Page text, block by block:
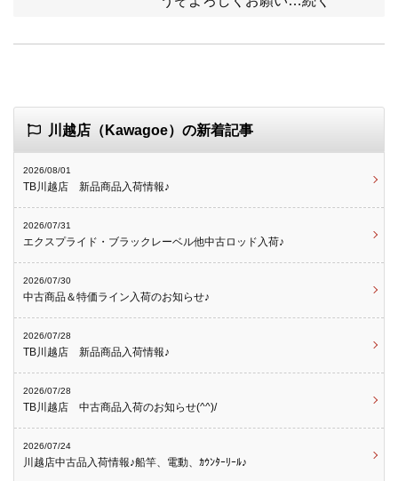
川越店（Kawagoe）の新着記事
2026/08/01
TB川越店 新品商品入荷情報♪
2026/07/31
エクスプライド・ブラックレーベル他中古ロッド入荷♪
2026/07/30
中古商品＆特価ライン入荷のお知らせ♪
2026/07/28
TB川越店 新品商品入荷情報♪
2026/07/28
TB川越店 中古商品入荷のお知らせ(^^)/
2026/07/24
川越店中古品入荷情報♪船竿、電動、ｶｳﾝﾀｰﾘｰﾙ♪